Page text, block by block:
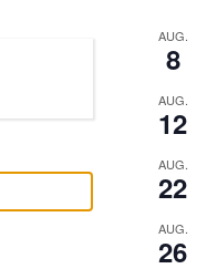
AUG.
8
AUG.
12
AUG.
22
AUG.
26